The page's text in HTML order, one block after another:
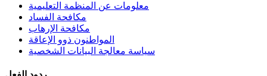
معلومات عن المنظمة التعليمية
مكافحة الفساد
مكافحة الإرهاب
المواطنون ذوو الإعاقة
سياسة معالجة البيانات الشخصية